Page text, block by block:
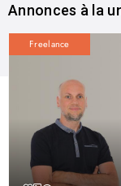
Annonces à la
Freelance